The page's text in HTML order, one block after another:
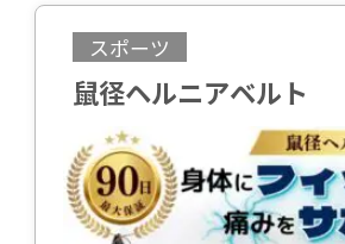
スポーツ
鼠径ヘルニアベルト